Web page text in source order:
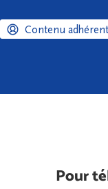
Contenu
Pour